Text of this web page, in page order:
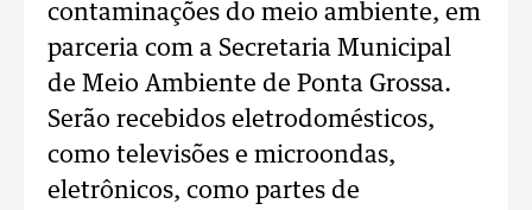
contaminações do meio ambiente, em
parceria com a Secretaria Municipal
de Meio Ambiente de Ponta Grossa.
Serão recebidos eletrodomésticos,
como televisões e microondas,
eletrônicos, como partes de